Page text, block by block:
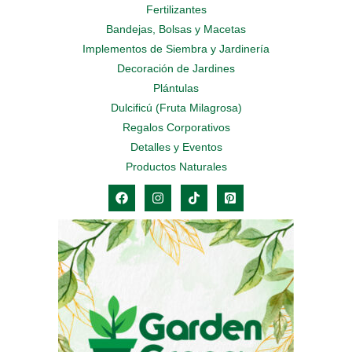
Fertilizantes
Bandejas, Bolsas y Macetas
Implementos de Siembra y Jardinería
Decoración de Jardines
Plántulas
Dulcificú (Fruta Milagrosa)
Regalos Corporativos
Detalles y Eventos
Productos Naturales